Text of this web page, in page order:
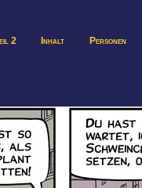
2 Inhalt Personen